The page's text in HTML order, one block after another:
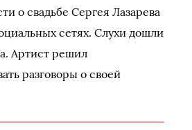
о свадьбе Сергея Лазарева
сетях. Слухи дошли
Артист решил
разговоры о своей